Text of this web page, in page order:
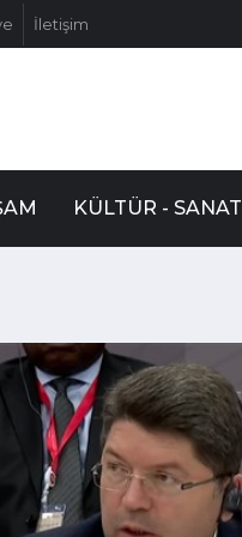
İletişim
KÜLTÜR - SANAT